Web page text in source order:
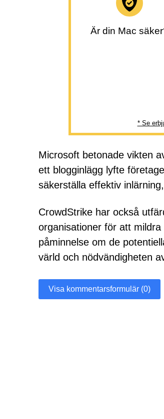
Är din Mac
* Se
Microsoft betonade vikten
ett blogginlägg lyfte
säkerställa effektiv
CrowdStrike har också
organisationer för att
påminnelse om de
värld och nödvändigheten
Visa kommentarsformulär (0)